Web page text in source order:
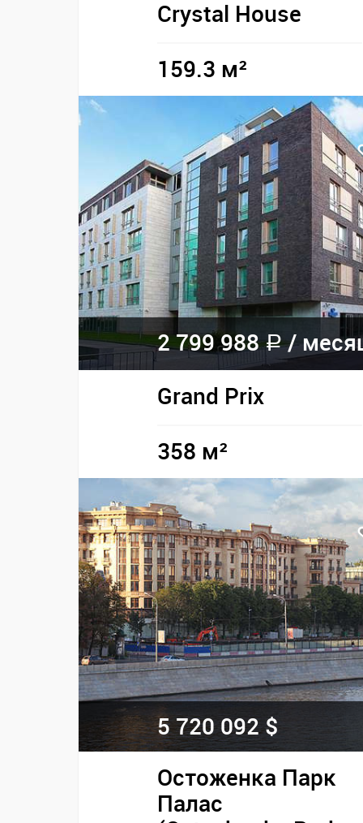
Crystal House
159.3 м²
2 799 988a/
Grand Prix
358 м²
5 720 092 $
Остоженка Парк
Палас